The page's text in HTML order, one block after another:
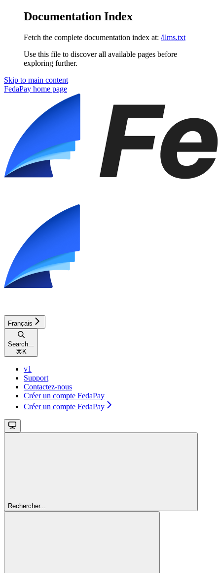
Documentation Index
Fetch the complete documentation index at: /llms.txt
Use this file to discover all available pages before
exploring further.
Skip to main content
FedaPay home page
Français
Search...
⌘ K
v1
Support
Contactez-nous
Créer un compte FedaPay
Créer un compte FedaPay
Rechercher...